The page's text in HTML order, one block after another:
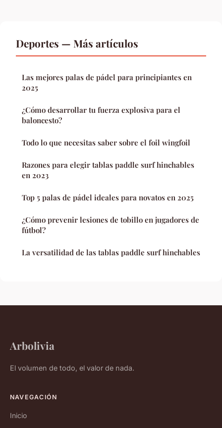
Deportes — Más artículos
Las mejores palas de pádel para principiantes en
2025
¿Cómo desarrollar tu fuerza explosiva para el
baloncesto?
Todo lo que necesitas saber sobre el foil wingfoil
Razones para elegir tablas paddle surf hinchables
en 2023
Top 5 palas de pádel ideales para novatos en 2025
¿Cómo prevenir lesiones de tobillo en jugadores de
fútbol?
La versatilidad de las tablas paddle surf hinchables
Arbolivia
El volumen de todo, el valor de nada.
NAVEGACIÓN
Inicio